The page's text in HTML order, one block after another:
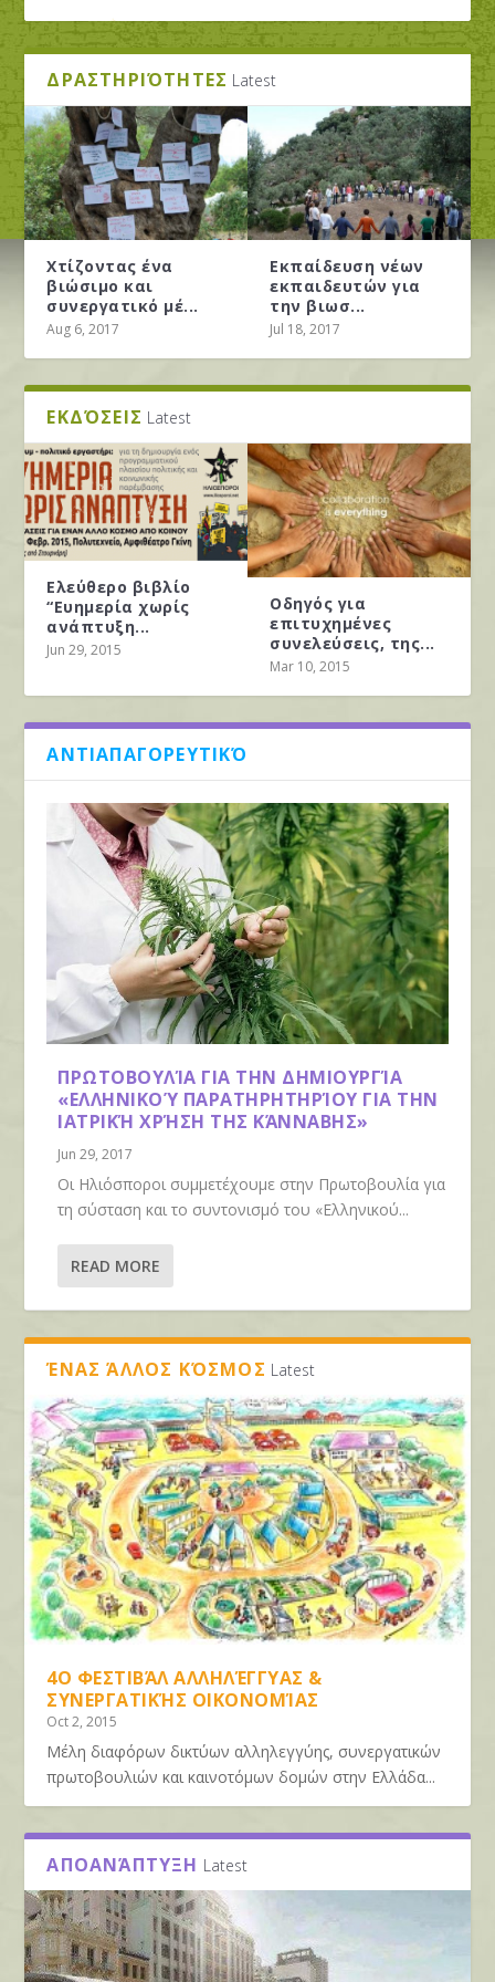
ΟΙ ΗΛΙΌΣΠΟΡΟΙ ΣΕ ΔΙΕΘΝΈΣ ΣΕΜΙΝΆΡΙΟ ΓΙΑ
ΤΗΝ ΠΕΡΜΑΚΟ...
ΕΜΕΊΣ ΨΗΦΊΖΟΥΜΕ ΚΆΝΝΑΒΗ. ΕΣΕΊΣ;...
ΚΆΝΝΑΒΗ: ΌΛΑ ΤΡΙΓΎΡΩ ΑΛΛΆΖΟΥΝΕ ΚΑΙ
ΌΛΑ ΤΑ ΊΔΙΑ ΜΈΝ...
ΠΌΣΟ ΚΟΣΤΟΛΟΓΕΊΤΑΙ ΈΝΑ ΒΟΥΝΌ; ΜΕ
ΑΦΟΡΜΉ ΤΟ ΥΠΌ ΜΕΛ...
ΔΡΑΣΤΗΡΙΌΤΗΤΕΣ Latest
Χτίζοντας ένα
βιώσιμο και
συνεργατικό μέ...
Aug 6, 2017
Εκπαίδευση νέων
εκπαιδευτών για
την βιωσ...
Jul 18, 2017
ΕΚΔΌΣΕΙΣ Latest
Ελεύθερο βιβλίο
“Ευημερία χωρίς
ανάπτυξη...
Jun 29, 2015
Οδηγός για
επιτυχημένες
συνελεύσεις, της...
Mar 10, 2015
ΑΝΤΙΑΠΑΓΟΡΕΥΤΙΚΌ
ΠΡΩΤΟΒΟΥΛΊΑ ΓΙΑ ΤΗΝ ΔΗΜΙΟΥΡΓΊΑ
«ΕΛΛΗΝΙΚΟΎ ΠΑΡΑΤΗΡΗΤΗΡΊΟΥ ΓΙΑ ΤΗΝ
ΙΑΤΡΙΚΉ ΧΡΉΣΗ ΤΗΣ ΚΆΝΝΑΒΗΣ»
Jun 29, 2017
Οι Ηλιόσποροι συμμετέχουμε στην Πρωτοβουλία για
τη σύσταση και το συντονισμό του «Ελληνικού...
READ MORE
ΈΝΑΣ ΆΛΛΟΣ ΚΌΣΜΟΣ Latest
4Ο ΦΕΣΤΙΒΆΛ ΑΛΛΗΛΈΓΓΥΑΣ &
ΣΥΝΕΡΓΑΤΙΚΉΣ ΟΙΚΟΝΟΜΊΑΣ
Oct 2, 2015
Μέλη διαφόρων δικτύων αλληλεγγύης, συνεργατικών
πρωτοβουλιών και καινοτόμων δομών στην Ελλάδα...
ΑΠΟΑΝΆΠΤΥΞΗ Latest